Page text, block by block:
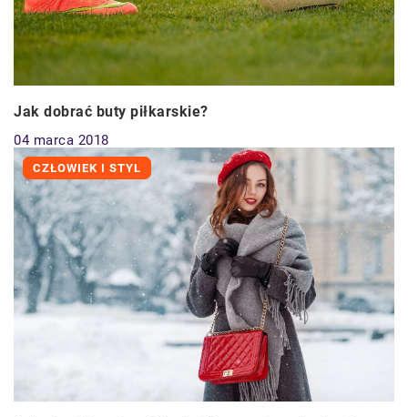
Jak dobrać buty piłkarskie?
04 marca 2018
CZŁOWIEK I STYL